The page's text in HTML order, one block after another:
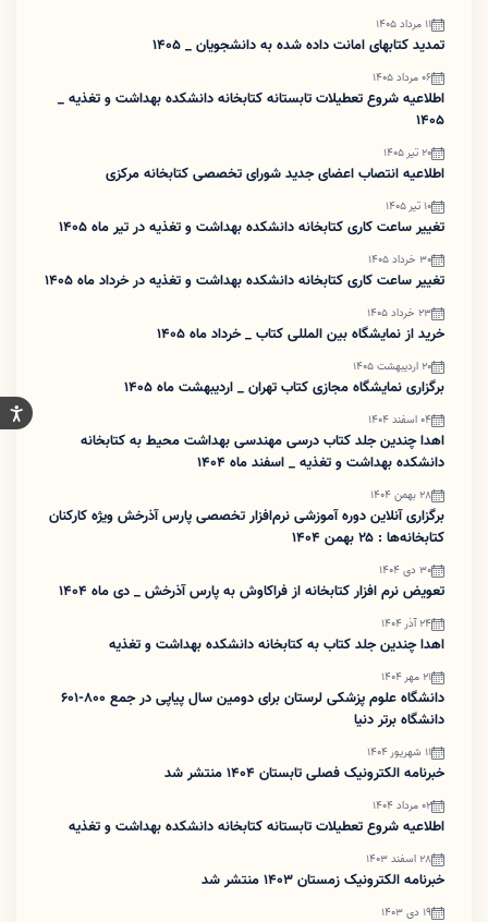
11 مرداد 1405
تمدید کتابهای امانت داده شده به دانشجویان _ 1405
06 مرداد 1405
اطلاعیه شروع تعطیلات تابستانه کتابخانه دانشکده بهداشت و تغذیه _
1405
20 تیر 1405
اطلاعیه انتصاب اعضای جدید شورای تخصصی کتابخانه مرکزی
10 تیر 1405
تغییر ساعت کاری کتابخانه دانشکده بهداشت و تغذیه در تیر ماه 1405
30 خرداد 1405
تغییر ساعت کاری کتابخانه دانشکده بهداشت و تغذیه در خرداد ماه 1405
23 خرداد 1405
خرید از نمایشگاه بین المللی کتاب _ خرداد ماه 1405
20 اردیبهشت 1405
برگزاری نمایشگاه مجازی کتاب تهران _ اردیبهشت ماه 1405
04 اسفند 1404
اهدا چندین جلد کتاب درسی مهندسی بهداشت محیط به کتابخانه
دانشکده بهداشت و تغذیه _ اسفند ماه 1404
28 بهمن 1404
برگزاری آنلاین دوره آموزشی نرم‌افزار تخصصی پارس آذرخش ویژه کارکنان
کتابخانه‌ها : ۲۵ بهمن 1404
30 دی 1404
تعویض نرم افزار کتابخانه از فراکاوش به پارس آذرخش _ دی ماه 1404
24 آذر 1404
اهدا چندین جلد کتاب به کتابخانه دانشکده بهداشت و تغذیه
21 مهر 1404
دانشگاه علوم پزشکی لرستان برای دومین سال پیاپی در جمع ۸۰۰-۶۰۱
دانشگاه برتر دنیا
11 شهریور 1404
خبرنامه الکترونیک فصلی تابستان 1404 منتشر شد
02 مرداد 1404
اطلاعیه شروع تعطیلات تابستانه کتابخانه دانشکده بهداشت و تغذیه
28 اسفند 1403
خبرنامه الکترونیک زمستان 1403 منتشر شد
19 دی 1403